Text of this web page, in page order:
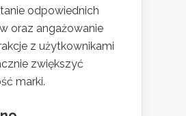
odpowiednich
oraz angażowanie
z użytkownikami
zwiększyć
marki.